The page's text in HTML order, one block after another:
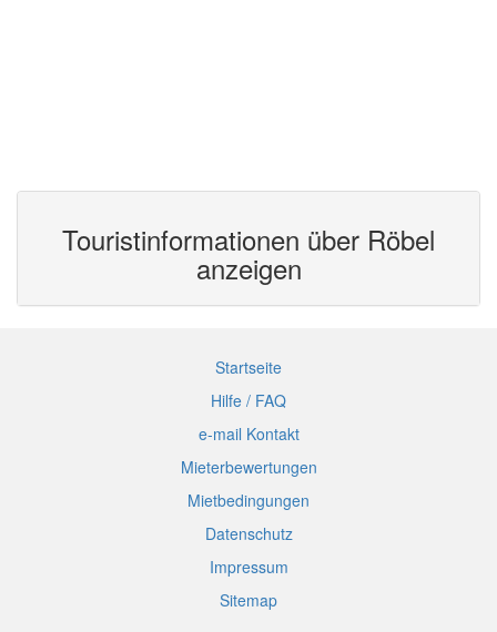
Touristinformationen über Röbel
anzeigen
Startseite
Hilfe / FAQ
e-mail Kontakt
Mieterbewertungen
Mietbedingungen
Datenschutz
Impressum
Sitemap